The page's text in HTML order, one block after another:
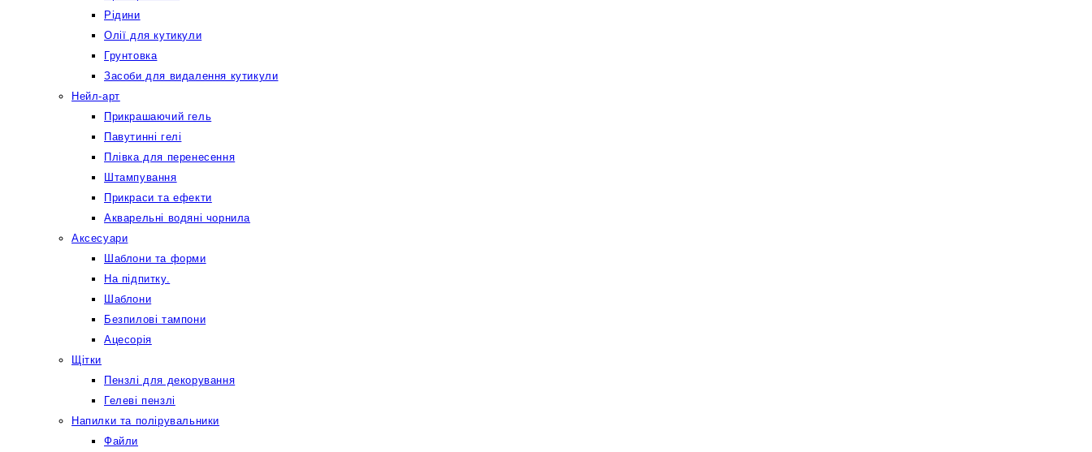
Рідини
Олії для кутикули
Грунтовка
Засоби для видалення кутикули
Нейл-арт
Прикрашаючий гель
Павутинні гелі
Плівка для перенесення
Штампування
Прикраси та ефекти
Акварельні водяні чорнила
Аксесуари
Шаблони та форми
На підпитку.
Шаблони
Безпилові тампони
Ацесорія
Щітки
Пензлі для декорування
Гелеві пензлі
Напилки та полірувальники
Файли